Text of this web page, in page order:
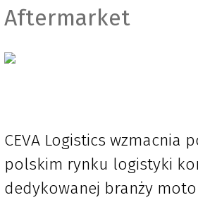
Aftermarket
CEVA Logistics wzmacnia
polskim rynku logistyki
dedykowanej branży